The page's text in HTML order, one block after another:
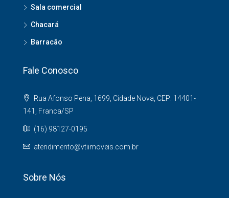
Sala comercial
Chacará
Barracão
Fale Conosco
Rua Afonso Pena, 1699, Cidade Nova, CEP: 14401-
141, Franca/SP
(16) 98127-0195
atendimento@vtiimoveis.com.br
Sobre Nós